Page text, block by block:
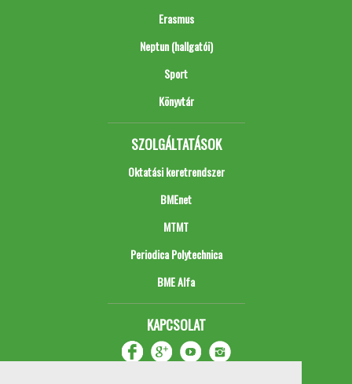
Erasmus
Neptun (hallgatói)
Sport
Könyvtár
SZOLGÁLTATÁSOK
Oktatási keretrendszer
BMEnet
MTMT
Periodica Polytechnica
BME Alfa
KAPCSOLAT